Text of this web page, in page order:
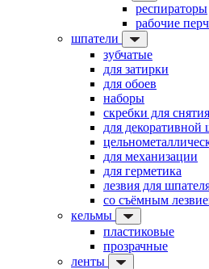
респираторы
рабочие
шпатели
зубчатые
для затирки
для обоев
наборы
скребки для
для декоративной
для механизации
для герметика
лезвия для
со съёмным
кельмы
пластиковые
прозрачные
ленты